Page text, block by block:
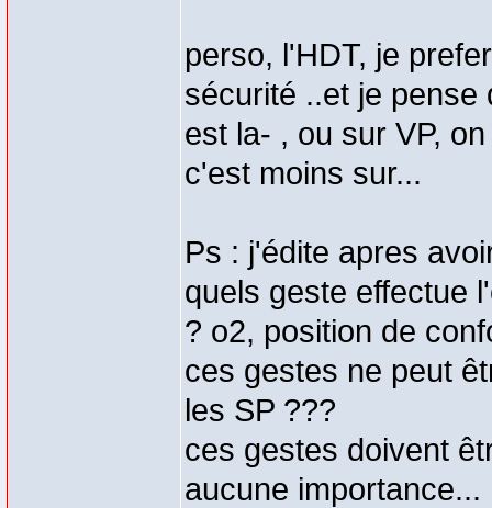
perso, l'HDT, je
sécurité ..et je pense
est la- , ou sur VP,
c'est moins sur...
Ps : j'édite apres
quels geste effectue
? o2, position de
ces gestes ne peut
les SP ???
ces gestes doivent
aucune importance...